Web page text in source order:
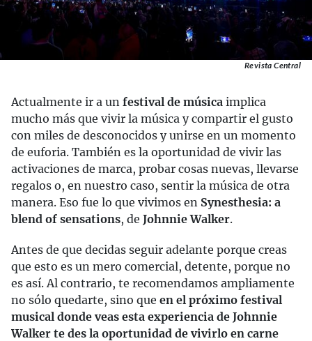
Revista Central
Actualmente ir a un festival de música implica
mucho más que vivir la música y compartir el gusto
con miles de desconocidos y unirse en un momento
de euforia. También es la oportunidad de vivir las
activaciones de marca, probar cosas nuevas, llevarse
regalos o, en nuestro caso, sentir la música de otra
manera. Eso fue lo que vivimos en Synesthesia: a
blend of sensations, de Johnnie Walker.
Antes de que decidas seguir adelante porque creas
que esto es un mero comercial, detente, porque no
es así. Al contrario, te recomendamos ampliamente
no sólo quedarte, sino que en el próximo festival
musical donde veas esta experiencia de Johnnie
Walker te des la oportunidad de vivirlo en carne